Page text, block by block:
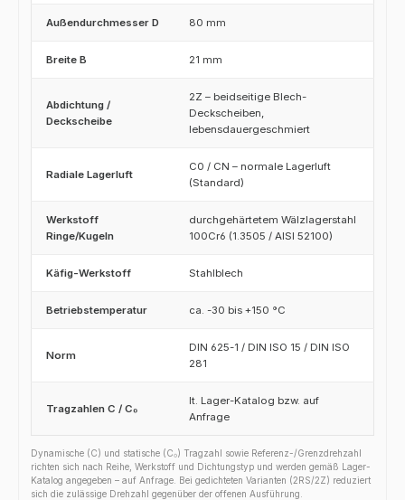
Außendurchmesser D 80 mm
Breite B 21 mm
Abdichtung /
Deckscheibe
2Z – beidseitige Blech-
Deckscheiben,
lebensdauergeschmiert
Radiale Lagerluft
C0 / CN – normale Lagerluft
(Standard)
Werkstoff
Ringe/Kugeln
durchgehärtetem Wälzlagerstahl
100Cr6 (1.3505 / AISI 52100)
Käfig-Werkstoff Stahlblech
Betriebstemperatur ca. -30 bis +150 °C
Norm
DIN 625-1 / DIN ISO 15 / DIN ISO
281
Tragzahlen C / C₀
lt. Lager-Katalog bzw. auf
Anfrage
Dynamische (C) und statische (C₀) Tragzahl sowie Referenz-/Grenzdrehzahl
richten sich nach Reihe, Werkstoff und Dichtungstyp und werden gemäß Lager-
Katalog angegeben – auf Anfrage. Bei gedichteten Varianten (2RS/2Z) reduziert
sich die zulässige Drehzahl gegenüber der offenen Ausführung.